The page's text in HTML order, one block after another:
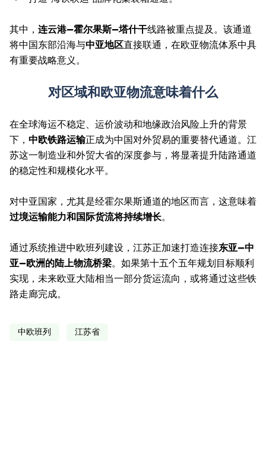
其中， 连云港—霍尔果斯—塔什干线路被重点提及。该通道
将中国东部沿海与中亚地区直接联通，在欧亚物流体系中具
有重要战略意义。
对区域和欧亚物流意味着什么
在全球海运不稳定、运价波动和地缘政治风险上升的背景
下， 中欧铁路运输正成为中国对外贸易的重要替代通道。江
苏这一制造业和外贸大省的深度参与，将显著提升陆路通道
的稳定性和规模化水平。
对中亚国家，尤其是经霍尔果斯通道的地区而言，这意味着
过境运输能力和国际货流将持续增长。
通过系统推进中欧班列建设，江苏正加速打造连接东亚—中
亚—欧洲的陆上物流桥梁。如果第十五个五年规划目标顺利
实现，未来欧亚大陆相当一部分货运流向，或将通过这些铁
路走廊完成。
中欧班列 江苏省